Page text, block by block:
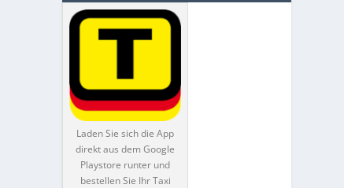
Laden Sie sich die App
direkt aus dem Google
Playstore runter und
bestellen Sie Ihr Taxi